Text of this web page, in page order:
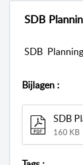
SDB
SDB
Bijlagen :
160 KB